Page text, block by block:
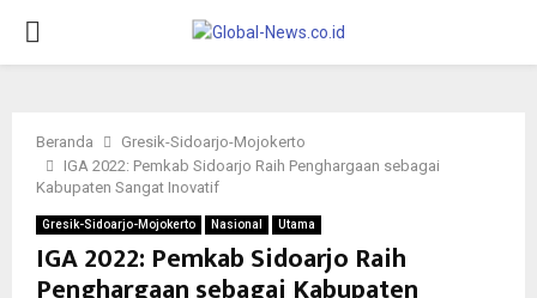
PRIMARY
Beranda
Gresik-Sidoarjo-Mojokerto
IGA 2022: Pemkab Sidoarjo Raih Penghargaan sebagai
Kabupaten Sangat Inovatif
Gresik-Sidoarjo-Mojokerto Nasional Utama
IGA 2022: Pemkab Sidoarjo Raih